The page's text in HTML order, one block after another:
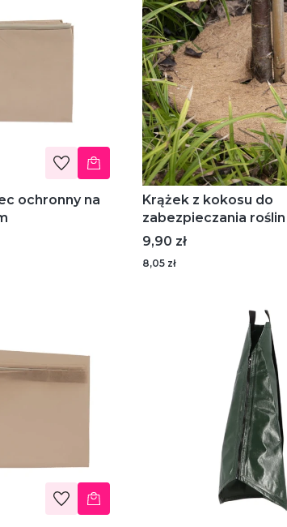
ochronny na
Krążek z kokosu do
zabezpieczania
rozmiar L (średnica 38
Cena
9,90 zł
8,05 zł